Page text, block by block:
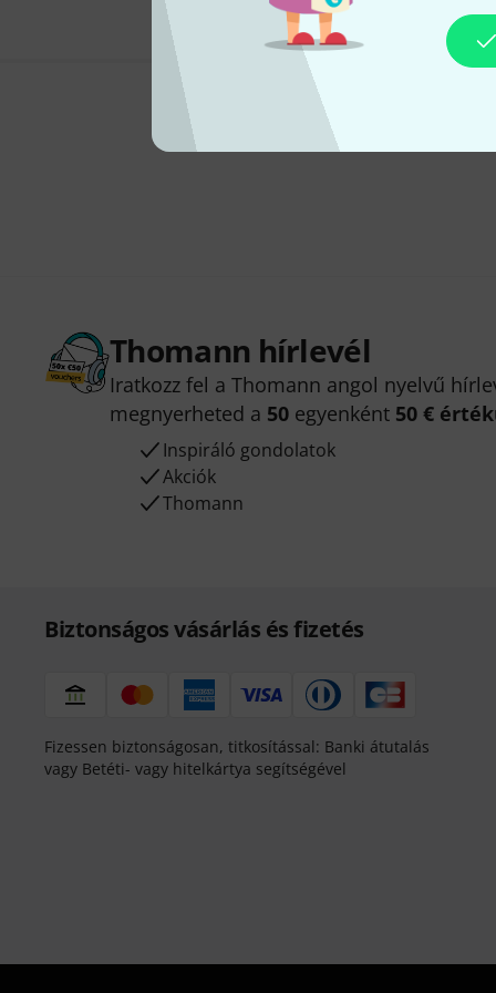
Thomann hírlevél
Iratkozz fel a Thomann angol nyelvű
megnyerheted a 50 egyenként 50 €
Inspiráló gondolatok
Akciók
Thomann
Biztonságos vásárlás és fizetés
Fizessen biztonságosan, titkosítással: Banki átutalás
vagy Betéti- vagy hitelkártya segítségével